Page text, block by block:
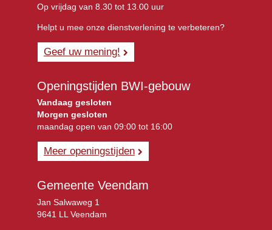
Op vrijdag van 8.30 tot 13.00 uur
Helpt u mee onze dienstverlening te verbeteren?
Geef uw mening!
Openingstijden BWI-gebouw
Vandaag gesloten
Morgen gesloten
maandag open van 09:00 tot 16:00
Meer openingstijden
Gemeente Veendam
Jan Salwaweg 1
9641 LL Veendam